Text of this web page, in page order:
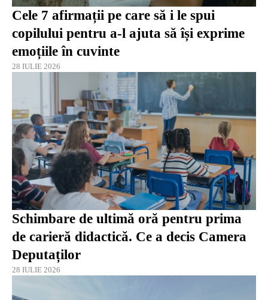
Cele 7 afirmații pe care să i le spui
copilului pentru a-l ajuta să își exprime
emoțiile în cuvinte
28 IULIE 2026
Schimbare de ultimă oră pentru prima
de carieră didactică. Ce a decis Camera
Deputaților
28 IULIE 2026